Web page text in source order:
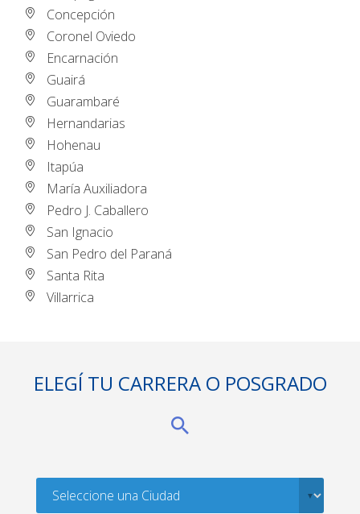
Concepción
Coronel Oviedo
Encarnación
Guairá
Guarambaré
Hernandarias
Hohenau
Itapúa
María Auxiliadora
Pedro J. Caballero
San Ignacio
San Pedro del Paraná
Santa Rita
Villarrica
ELEGÍ TU CARRERA O POSGRADO